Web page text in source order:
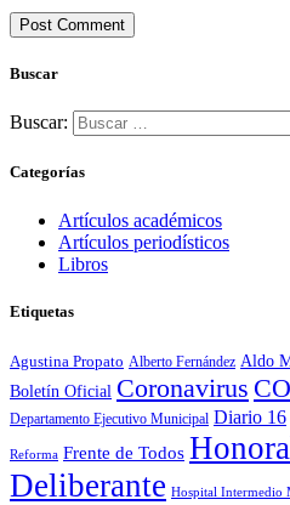
Buscar
Buscar:
Categorías
Artículos académicos
Artículos periodísticos
Libros
Etiquetas
Agustina Propato Alberto Fernández Aldo
Boletín Oficial Coronavirus
Departamento Ejecutivo Municipal Diario 16
Reforma Frente de Todos
Deliberante Hospital Intermedio